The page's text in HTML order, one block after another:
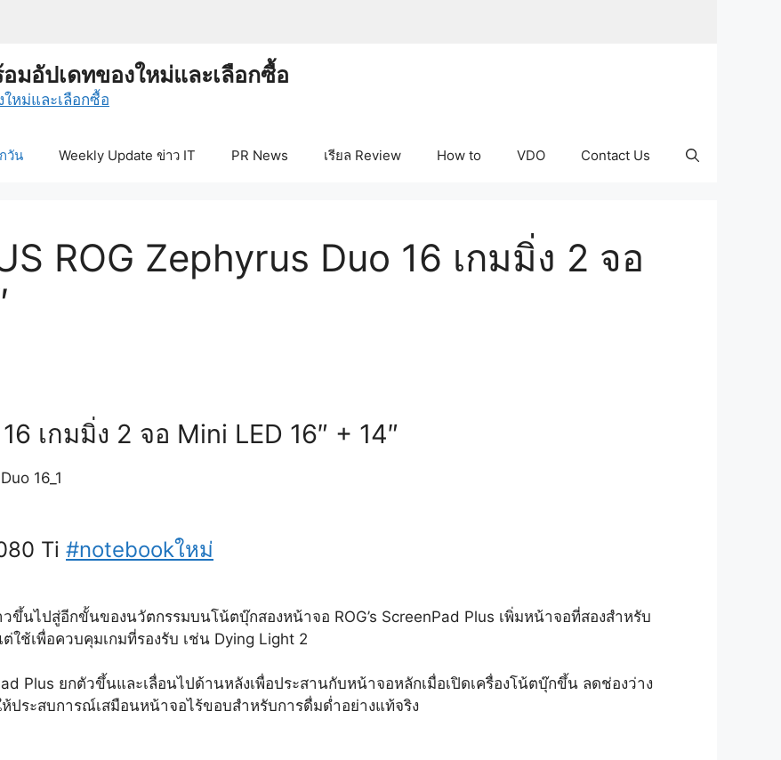
มอัปเดทของใหม่และเลือกซื้อ
วัน Weekly Update ข่าว IT PR News เรียล Review How to VDO Contact Us
ROG Zephyrus Duo 16 เกมมิ่ง 2 จอ
เกมมิ่ง 2 จอ Mini LED 16″ + 14″
Ti #notebookใหม่
ขึ้นไปสู่อีกขั้นของนวัตกรรมบนโน้ตบุ๊กสองหน้าจอ ROG’s ScreenPad Plus เพิ่มหน้าจอที่สองสำหรับ
ใช้เพื่อควบคุมเกมที่รองรับ เช่น Dying Light 2
Plus ยกตัวขึ้นและเลื่อนไปด้านหลังเพื่อประสานกับหน้าจอหลักเมื่อเปิดเครื่องโน้ตบุ๊กขึ้น ลดช่องว่าง
ประสบการณ์เสมือนหน้าจอไร้ขอบสำหรับการดื่มด่ำอย่างแท้จริง